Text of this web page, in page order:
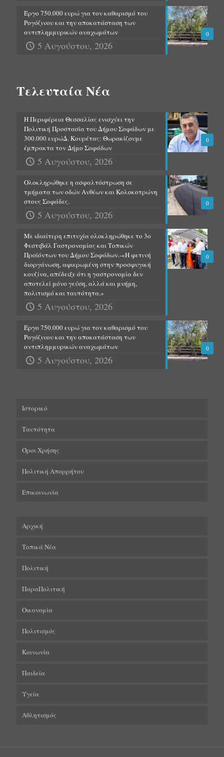
0
Έργο 750.000 ευρώ για τον καθαρισμό του
Ρογόζινου και την αποκατάσταση των
αντιπλημμυρικών αναχωμάτων
5 Αυγούστου, 2026
Τελευταία Νέα
0
Η Περιφέρεια Θεσσαλίας ενισχύει την
Πολιτική Προστασία του Δήμου Σοφάδων με
300.000 ευρώΔ. Κουρέτας: Θωρακίζουμε
έμπρακτα τον Δήμο Σοφάδων
5 Αυγούστου, 2026
0
Ολοκληρώθηκε η ασφαλτόστρωση σε
τμήματα των οδών Ανθέων και Κολοκοτρώνη
στους Σοφάδες.
5 Αυγούστου, 2026
0
Με ιδιαίτερη επιτυχία ολοκληρώθηκε το 3ο
Φεστιβάλ Γαστρονομίας και Τοπικών
Προϊόντων του Δήμου Σοφάδων.-«Η φετινή
διοργάνωση, αφιερωμένη στην προσφυγική
κουζίνα, απέδειξε ότι η γαστρονομία δεν
αποτελεί μόνο γεύση, αλλά και μνήμη,
πολιτισμό και ταυτότητα.»
5 Αυγούστου, 2026
0
Έργο 750.000 ευρώ για τον καθαρισμό του
Ρογόζινου και την αποκατάσταση των
αντιπλημμυρικών αναχωμάτων
5 Αυγούστου, 2026
Ιστορικό
Ταυτότητα
Όροι Χρήσης
Πολιτική Απορρήτου
Επικοινωνία
Αρχική
Τοπικά Νέα
Πολιτική
ΠαραΠολιτική
Οικονομία
Πολιτισμός
Κοινωνία
Παιδεία
Υγεία
Αθλητισμός